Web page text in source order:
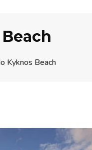
Kyknos Beach